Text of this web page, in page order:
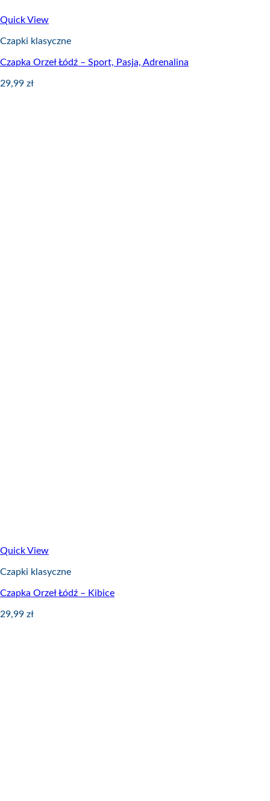
Quick View
Czapki klasyczne
Czapka Orzeł Łódź – Sport, Pasja, Adrenalina
29,99 zł
Quick View
Czapki klasyczne
Czapka Orzeł Łódź – Kibice
29,99 zł